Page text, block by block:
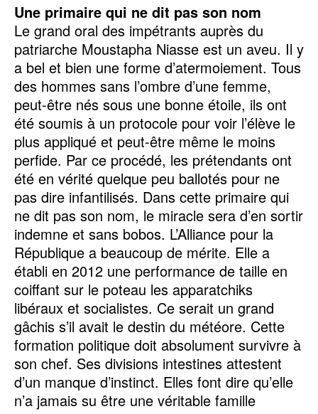
Une primaire qui ne dit pas son nom
Le grand oral des impétrants auprès du
patriarche Moustapha Niasse est un aveu. Il y
a bel et bien une forme d’atermoiement. Tous
des hommes sans l’ombre d’une femme,
peut-être nés sous une bonne étoile, ils ont
été soumis à un protocole pour voir l’élève le
plus appliqué et peut-être même le moins
perfide. Par ce procédé, les prétendants ont
été en vérité quelque peu ballotés pour ne
pas dire infantilisés. Dans cette primaire qui
ne dit pas son nom, le miracle sera d’en sortir
indemne et sans bobos. L’Alliance pour la
République a beaucoup de mérite. Elle a
établi en 2012 une performance de taille en
coiffant sur le poteau les apparatchiks
libéraux et socialistes. Ce serait un grand
gâchis s’il avait le destin du météore. Cette
formation politique doit absolument survivre à
son chef. Ses divisions intestines attestent
d’un manque d’instinct. Elles font dire qu’elle
n’a jamais su être une véritable famille